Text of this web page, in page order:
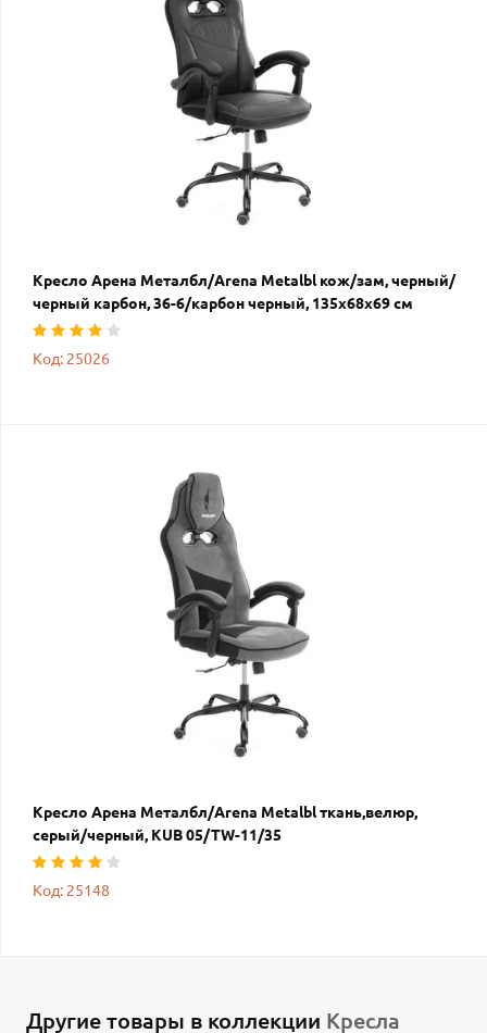
Кресло Арена Металбл/Arena Metalbl кож/зам, черный/
черный карбон, 36-6/карбон черный, 135x68x69 см
Код: 25026
Кресло Арена Металбл/Arena Metalbl ткань,велюр,
серый/черный, KUB 05/TW-11/35
Код: 25148
Другие товары в коллекции Кресла